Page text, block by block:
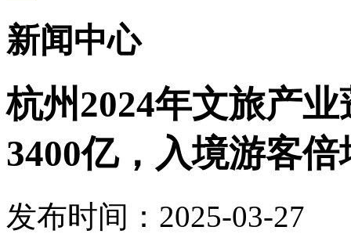
新闻中心
杭州2024年文旅产
3400亿，入境游客倍
发布时间：2025-03-27